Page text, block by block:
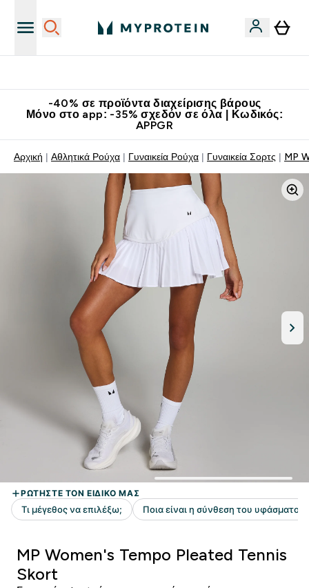
-40% σε προϊόντα διαχείρισης βάρους
Μόνο στο app: -35% σχεδόν σε όλα | Κωδικός:
APPGR
Αρχική Αθλητικά Ρούχα Γυναικεία Ρούχα Γυναικεία Σορτς MP
MP Women's Tempo Pleated Tennis
Skort